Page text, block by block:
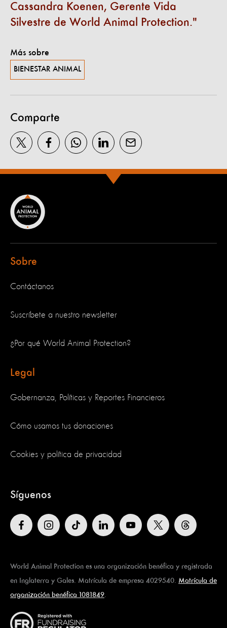
Cassandra Koenen, Gerente Vida
Silvestre de World Animal Protection.
Más sobre
BIENESTAR ANIMAL
Comparte
Sobre
Contáctanos
Suscríbete a nuestro newsletter
¿Por qué World Animal Protection?
Legal
Gobernanza, Políticas y Reportes Financieros
Cómo usamos tus donaciones
Cookies y política de privacidad
Síguenos
World Animal Protection es una organización benéfica y registrada
en Inglaterra y Gales. Matrícula de empresa 4029540. Matrícula de
organización benéfica 1081849